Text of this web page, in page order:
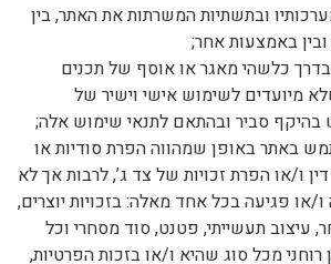
ובתשתיות המשרתות את האתר, בין
באמצעות אחר;
בדרך כלשהי מאגר או אוסף של תכנים
מיועדים לשימוש אישי וישיר של
סביר ובהתאם לתנאי שימוש אלה;
באתר באופן שמהווה הפרת סודיות או
ו/או הפרת זכויות של צד ג’, לרבות אך לא
או פגיעה בכל אחד מאלה: בזכויות יוצרים,
עיצוב תעשייתי, פטנט, סוד מסחרי וכל
רוחני מכל סוג שהיא ו/או בזכות הפרטיות,